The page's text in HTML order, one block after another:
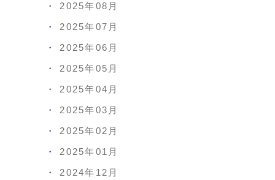
2025年08月
2025年07月
2025年06月
2025年05月
2025年04月
2025年03月
2025年02月
2025年01月
2024年12月